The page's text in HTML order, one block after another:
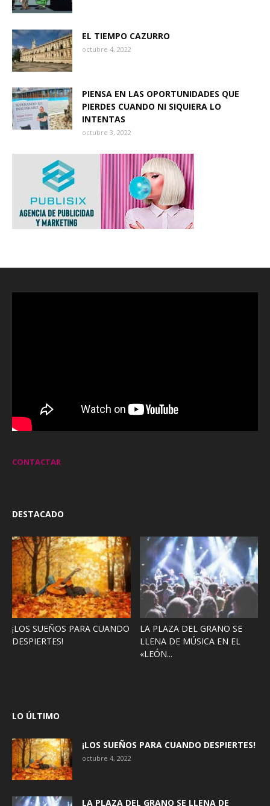
EL TIEMPO CAZURRO
octubre 4, 2022
PIENSA EN LAS OPORTUNIDADES QUE
PIERDES CUANDO NI SIQUIERA LO
INTENTAS
octubre 3, 2022
CONTACTAR
DESTACADO
¡LOS SUEÑOS PARA CUANDO
DESPIERTES!
LA PLAZA DEL GRANO SE
LLENA DE MÚSICA EN EL
«LEÓN...
LO ÚLTIMO
¡LOS SUEÑOS PARA CUANDO DESPIERTES!
octubre 4, 2022
LA PLAZA DEL GRANO SE LLENA DE